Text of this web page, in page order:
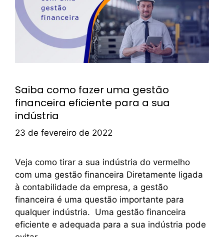
Saiba como fazer uma gestão
financeira eficiente para a sua
indústria
23 de fevereiro de 2022
Veja como tirar a sua indústria do vermelho
com uma gestão financeira Diretamente ligada
à contabilidade da empresa, a gestão
financeira é uma questão importante para
qualquer indústria. Uma gestão financeira
eficiente e adequada para a sua indústria pode